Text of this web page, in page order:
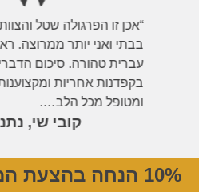
“אכן זו הפרגולה שטל
בבתי ואני יותר ממרוצה.
עברית טהורה. סיכום
בקפדנות אחריות
ומטופל מכל הלב….
קובי שי,
10% הנחה